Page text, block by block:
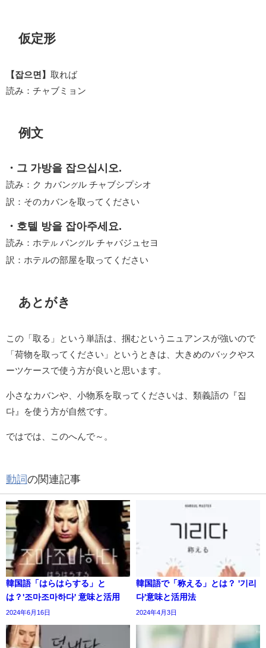
仮定形
【잡으면】 取れば
読み：チャブミョン
例文
・그 가방을 잡으십시오.
読み：ク カバングル チャブシプシオ
訳：そのカバンを取ってください
・호텔 방을 잡아주세요.
読み：ホテ ル バングル チャバジュセヨ
訳：ホテルの部屋を取ってください
あとがき
この「取る」という単語は、掴むというニュアンスが強いので
「荷物を取ってください」というときは、大きめのバックやス
ーツケースで使う方が良いと思います。
小さなカバンや、小物系を取ってくださいは、類義語の『집
다』を使う方が自然です。
ではでは、このへんで～。
動詞の関連記事
韓国語「はらはらする」と
は？'조마조마하다' 意味と活用
2024年6月16日
韓国語で「称える」とは？ '기리
다'意味と活用法
2024年4月3日